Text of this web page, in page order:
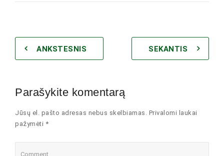
ANKSTESNIS SEKANTIS
Parašykite komentarą
Jūsų el. pašto adresas nebus skelbiamas. Privalomi laukai
pažymėti *